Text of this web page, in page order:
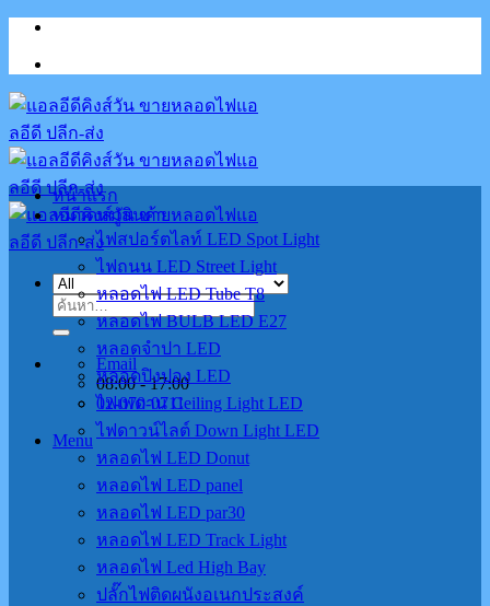
Skip
content
ค้นหา:
Email
08:00 - 17:00
02-070-0711
Menu
หน้าแรก
หมวดหมู่สินค้า
ไฟสปอร์ตไลท์ LED Spot Light
ไฟถนน LED Street Light
หลอดไฟ LED Tube T8
หลอดไฟ BULB LED E27
หลอดจำปา LED
หลอดปิงปอง LED
ไฟเพดาน Ceiling Light LED
ไฟดาวน์ไลต์ Down Light LED
หลอดไฟ LED Donut
หลอดไฟ LED panel
หลอดไฟ LED par30
หลอดไฟ LED Track Light
หลอดไฟ Led High Bay
ปลั๊กไฟติดผนังอเนกประสงค์